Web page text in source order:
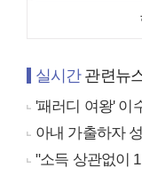
실시간관련뉴
'패러디 여왕' 이
아내 가출하자
"소득 상관없이